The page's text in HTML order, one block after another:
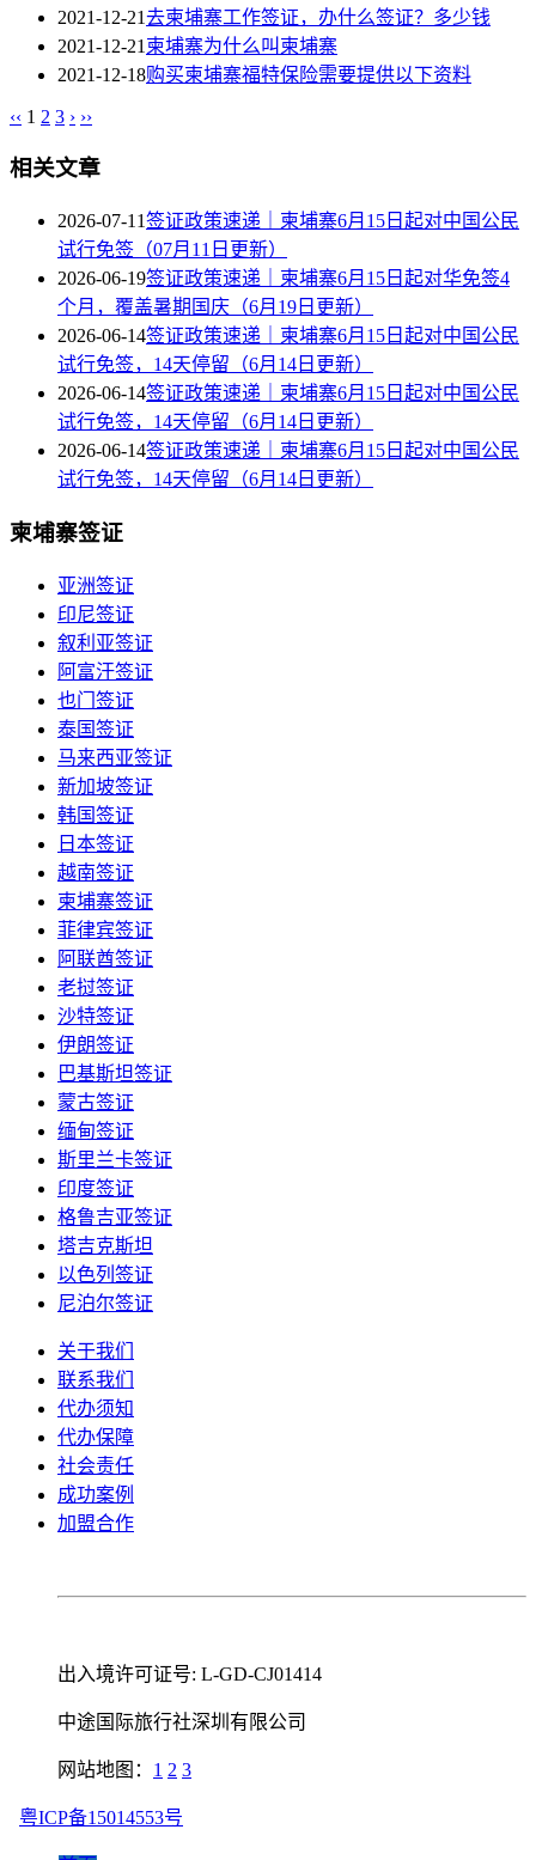
2021-12-21去柬埔寨工作签证，办什么签证？多少钱
2021-12-21 柬埔寨为什么叫柬埔寨
2021-12-18购买柬埔寨福特保险需要提供以下资料
‹‹ 1 2 3 › ››
相关文章
2026-07-11签证政策速递｜柬埔寨6月15日起对中国公民
试行免签（07月11日更新）
2026-06-19签证政策速递｜柬埔寨6月15日起对华免签4
个月，覆盖暑期国庆（6月19日更新）
2026-06-14签证政策速递｜柬埔寨6月15日起对中国公民
试行免签，14天停留（6月14日更新）
2026-06-14签证政策速递｜柬埔寨6月15日起对中国公民
试行免签，14天停留（6月14日更新）
2026-06-14签证政策速递｜柬埔寨6月15日起对中国公民
试行免签，14天停留（6月14日更新）
柬埔寨签证
亚洲签证
印尼签证
叙利亚签证
阿富汗签证
也门签证
泰国签证
马来西亚签证
新加坡签证
韩国签证
日本签证
越南签证
柬埔寨签证
菲律宾签证
阿联酋签证
老挝签证
沙特签证
伊朗签证
巴基斯坦签证
蒙古签证
缅甸签证
斯里兰卡签证
印度签证
格鲁吉亚签证
塔吉克斯坦
以色列签证
尼泊尔签证
关于我们
联系我们
代办须知
代办保障
社会责任
成功案例
加盟合作
出入境许可证号: L-GD-CJ01414
中途国际旅行社深圳有限公司
网站地图： 1 2 3
粤ICP备15014553号